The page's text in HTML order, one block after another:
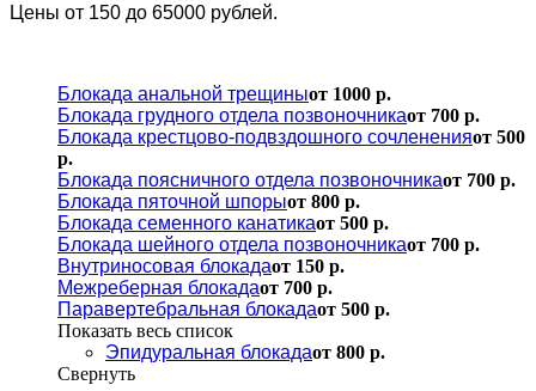
Цены от 150 до 65000 рублей.
Блокада анальной трещиныот 1000 р.
Блокада грудного отдела позвоночникаот 700 р.
Блокада крестцово-подвздошного сочлененияот 500
р.
Блокада поясничного отдела позвоночникаот 700 р.
Блокада пяточной шпорыот 800 р.
Блокада семенного канатикаот 500 р.
Блокада шейного отдела позвоночникаот 700 р.
Внутриносовая блокадаот 150 р.
Межреберная блокадаот 700 р.
Паравертебральная блокадаот 500 р.
Показать весь список
Эпидуральная блокадаот 800 р.
Свернуть